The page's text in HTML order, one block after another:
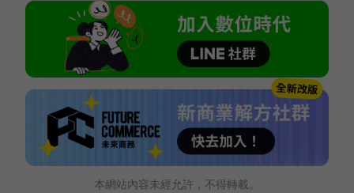
本網站內容未經允許，不得轉載。